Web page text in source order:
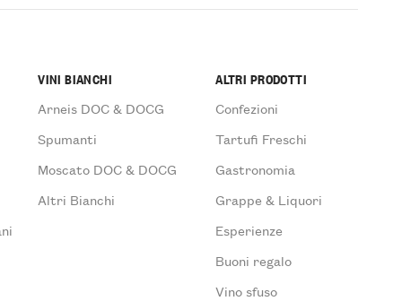
VINI BIANCHI
Arneis DOC & DOCG
Spumanti
Moscato DOC & DOCG
Altri Bianchi
ALTRI PRODOTTI
Confezioni
Tartufi Freschi
Gastronomia
Grappe & Liquori
Esperienze
Buoni regalo
Vino sfuso